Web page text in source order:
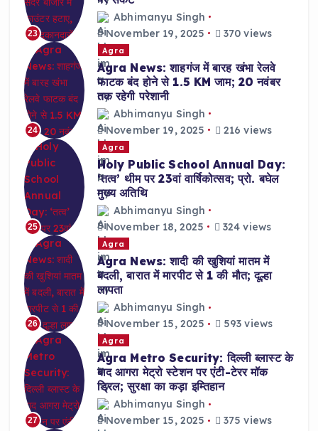
23
Abhimanyu Singh
November 19, 2025
370 views
24
Agra
Agra News: शाहगंज में बारह खंभा रेलवे
फाटक बंद होने से 1.5 KM जाम; 20 नवंबर
तक रहेगी परेशानी
Abhimanyu Singh
November 19, 2025
216 views
25
Agra
Holy Public School Annual Day:
‘तत्व’ थीम पर 23वां वार्षिकोत्सव; प्रो. बघेल
मुख्य अतिथि
Abhimanyu Singh
November 18, 2025
324 views
26
Agra
Agra News: शादी की खुशियां मातम में
बदली, बारात में मारपीट से 1 की मौत; दूल्हा
लापता
Abhimanyu Singh
November 15, 2025
593 views
27
Agra
Agra Metro Security: दिल्ली ब्लास्ट के
बाद आगरा मेट्रो स्टेशन पर एंटी-टेरर मॉक
ड्रिल; सुरक्षा का कड़ा इम्तिहान
Abhimanyu Singh
November 15, 2025
375 views